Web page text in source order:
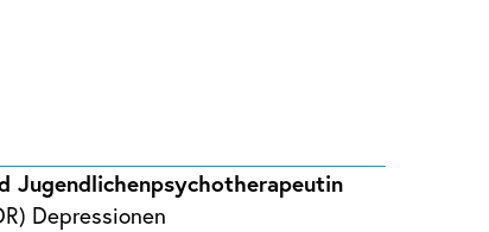
Jugendlichenpsychotherapeutin
Depressionen